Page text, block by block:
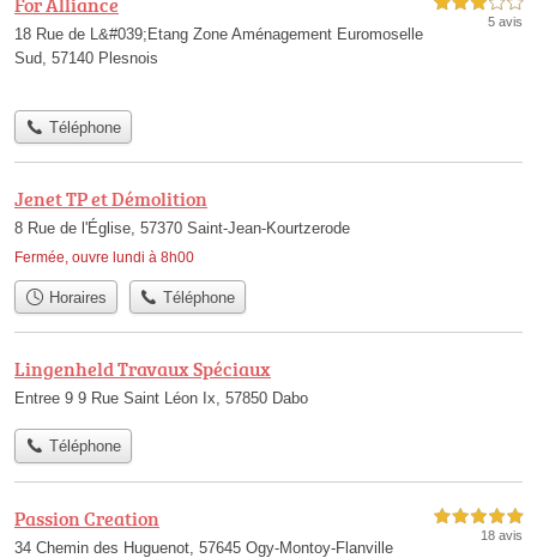
18 Rue de L&#039;Etang Zone Aménagement Euromoselle
Sud, 57140 Plesnois
5 avis
Téléphone
Jenet TP et Démolition
8 Rue de l'Église, 57370 Saint-Jean-Kourtzerode
Fermée, ouvre lundi à 8h00
Horaires Téléphone
Lingenheld Travaux Spéciaux
Entree 9 9 Rue Saint Léon Ix, 57850 Dabo
Téléphone
Passion Creation
34 Chemin des Huguenot, 57645 Ogy-Montoy-Flanville
5,0 étoiles sur 5
18 avis